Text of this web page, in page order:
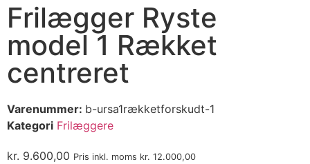
Frilægger Ryste
model 1 Rækket
centreret
Varenummer: b-ursa1rækketforskudt-1
Kategori Frilæggere
kr. 9.600,00 Pris inkl. moms kr. 12.000,00